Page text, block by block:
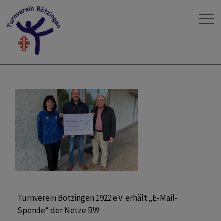
Turnverein Bötzingen 1922 e.V. erhält „E-Mail-
Spende“ der Netze BW